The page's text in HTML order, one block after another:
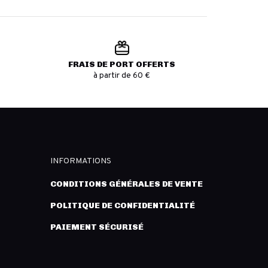
FRAIS DE PORT OFFERTS
à partir de 60 €
INFORMATIONS
CONDITIONS GÉNÉRALES DE VENTE
POLITIQUE DE CONFIDENTIALITÉ
PAIEMENT SÉCURISÉ